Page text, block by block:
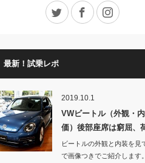
Twitter Facebook
最新！試乗レポ
2019.10.1
VWビートル（外観・
価）後部座席は窮屈、
ビートルの外観と内装を見
で画像つきでご紹介します